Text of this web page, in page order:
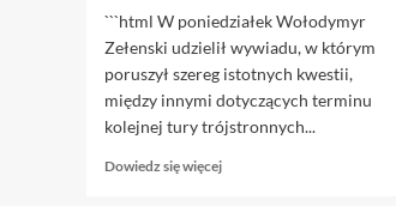
już
ujawniony
```html W poniedziałek Wołodymyr
Zełenski udzielił wywiadu, w którym
poruszył szereg istotnych kwestii,
między innymi dotyczących terminu
kolejnej tury trójstronnych...
Dowiedz się więcejDowiedz